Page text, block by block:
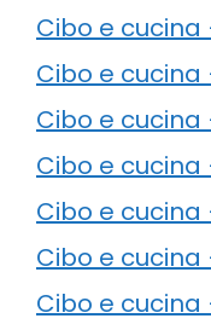
Cibo e
Cibo e
Cibo e
Cibo e
Cibo e
Cibo e
Cibo e